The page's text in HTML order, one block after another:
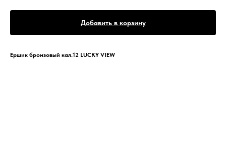
Добавить в корзину
Ершик бронзовый кал.12 LUCKY VIEW